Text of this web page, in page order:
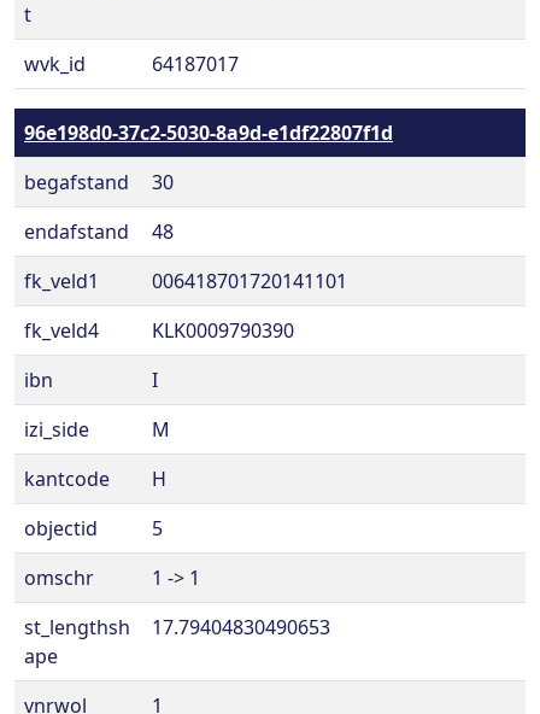
t
wvk_id 64187017
96e198d0-37c2-5030-8a9d-e1df22807f1d
begafstand
30
endafstand
48
fk_veld1
006418701720141101
fk_veld4
KLK0009790390
ibn
I
izi_side
M
kantcode
H
objectid
5
omschr
1 -> 1
st_lengthsh
ape
17.79404830490653
vnrwol
1